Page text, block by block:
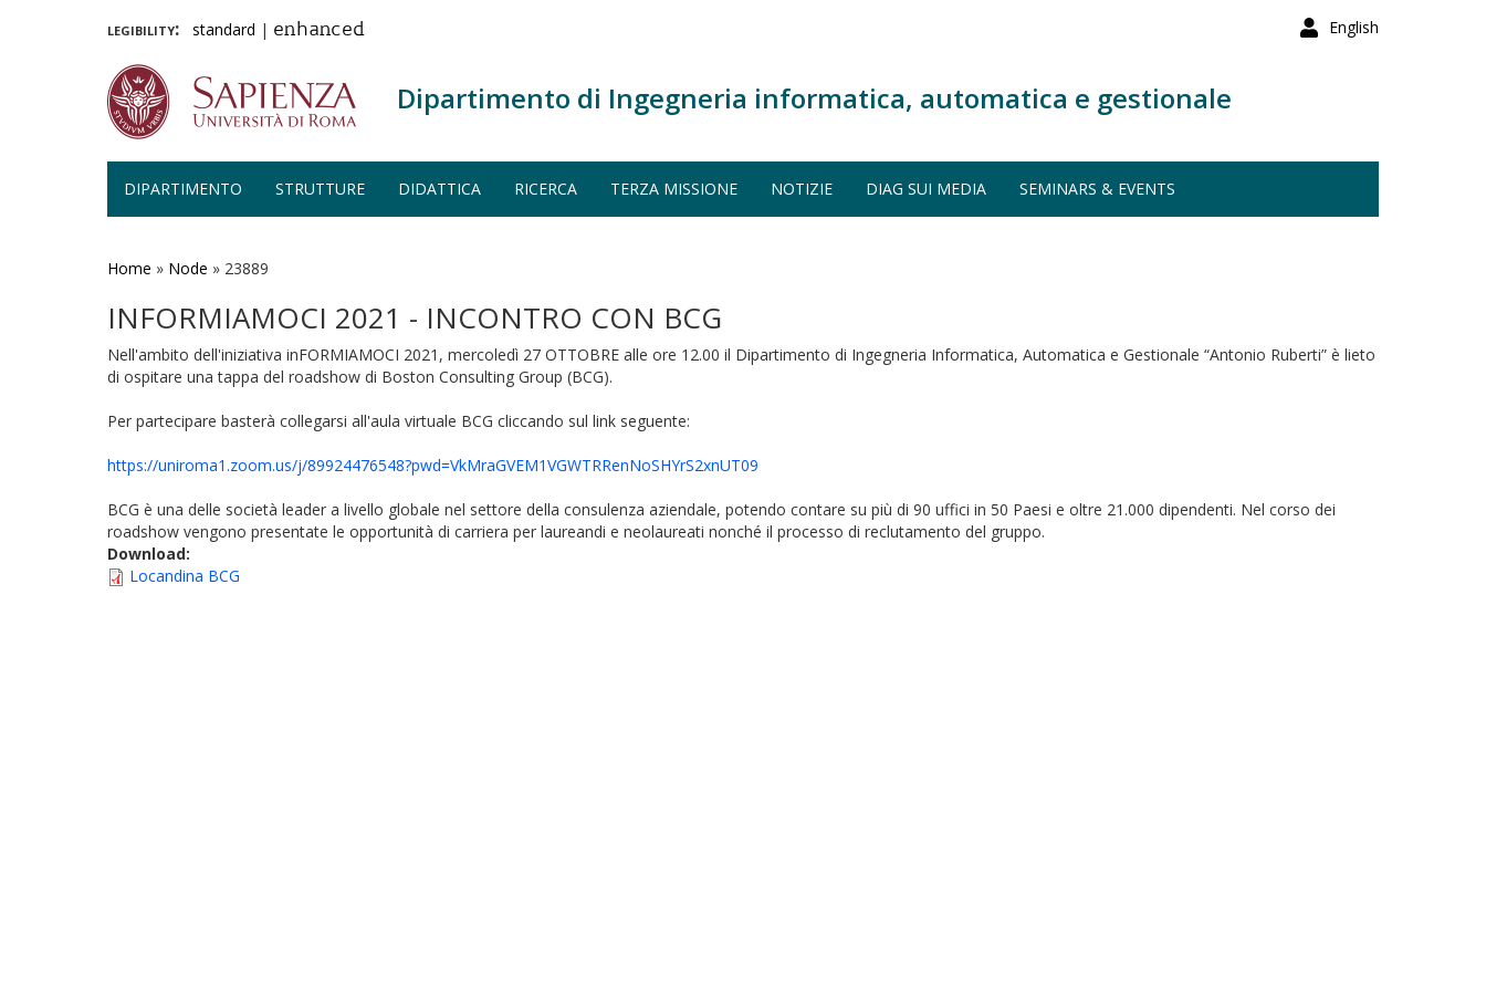
English
legibility: standard | enhanced
Dipartimento di Ingegneria informatica, automatica e gestionale
DIPARTIMENTO STRUTTURE DIDATTICA RICERCA TERZA MISSIONE NOTIZIE DIAG SUI MEDIA SEMINARS & EVENTS
Home » Node » 23889
INFORMIAMOCI 2021 - INCONTRO CON BCG
Nell'ambito dell'iniziativa inFORMIAMOCI 2021, mercoledì 27 OTTOBRE alle ore 12.00 il Dipartimento di Ingegneria Informatica, Automatica e Gestionale “Antonio Ruberti” è lieto
di ospitare una tappa del roadshow di Boston Consulting Group (BCG).
Per partecipare basterà collegarsi all'aula virtuale BCG cliccando sul link seguente:
https://uniroma1.zoom.us/j/89924476548?pwd=VkMraGVEM1VGWTRRenNoSHYrS2xnUT09
BCG è una delle società leader a livello globale nel settore della consulenza aziendale, potendo contare su più di 90 uffici in 50 Paesi e oltre 21.000 dipendenti. Nel corso dei
roadshow vengono presentate le opportunità di carriera per laureandi e neolaureati nonché il processo di reclutamento del gruppo.
Download:
Locandina BCG